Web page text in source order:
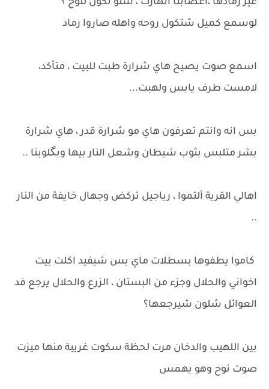
غير رمادها ،اعصابنا انهارت ، شنو نكول لنوح ؟
لوسمع كميل شتكول روحه واهله صاروا رماد
اسمع صوت يصيح هاي شرارة طبت للبيت ، متأكد،
لامست طرف يابس ولهبت...
بس انه وانتم تعرفون هاي مو شرارة قدر ، هاي شرارة
بشر متلبس بثوب شيطان وشعل النار بيها وبگلوبنا ..
اهالي القرية ألتموا ، رياجيل تركض وجهال خايفة من النار
..
كاموا يطفوها بسطلات ماي بس شيفيد اكلت بيت
اخواني والحلال وجزء من البستان ، الزرع والحلال يرجع فد
العوائل شلون شيرجعها؟
بين اللهيب والدخان مرت لحظة سكوت غريبة منها ميزت
صوت نوح وهو يهمس